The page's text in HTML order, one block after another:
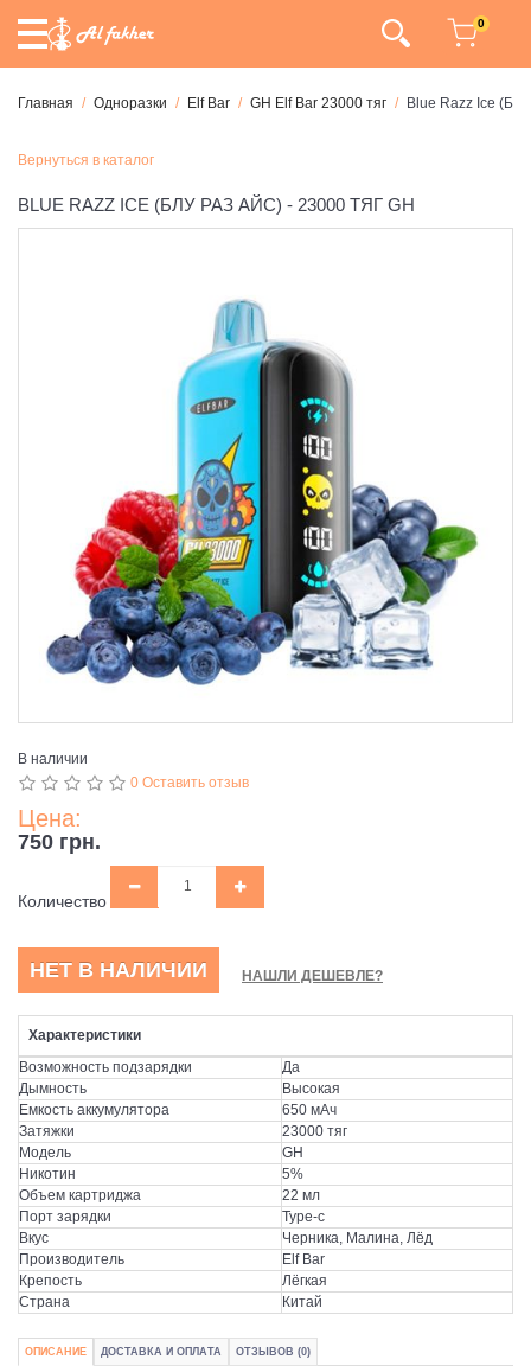
0
Главная Одноразки Elf Bar GH Elf Bar 23000 тяг Blue Razz Ice
Вернуться в каталог
BLUE RAZZ ICE (БЛУ РАЗ АЙС) - 23000 ТЯГ GH
В наличии
0 Оставить отзыв
Цена:
750 грн.
Количество
НЕТ В НАЛИЧИИ НАШЛИ ДЕШЕВЛЕ?
Характеристики
Возможность подзарядки
Да
Дымность
Высокая
Емкость аккумулятора
650 мАч
Затяжки
23000 тяг
Модель
GH
Никотин
5%
Объем картриджа
22 мл
Порт зарядки
Type-c
Вкус
Черника, Малина, Лёд
Производитель
Elf Bar
Крепость
Лёгкая
Страна
Китай
ОПИСАНИЕ ДОСТАВКА И ОПЛАТА ОТЗЫВОВ (0)